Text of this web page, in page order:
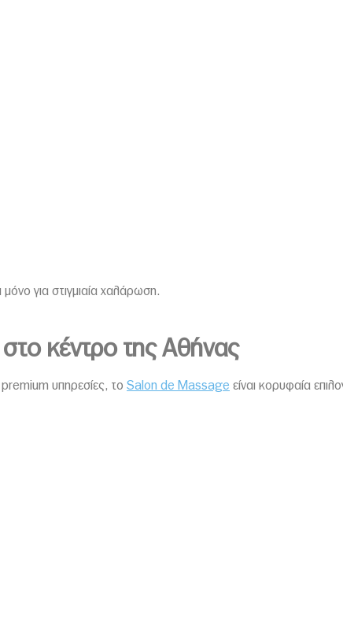
για στιγμιαία χαλάρωση.
κέντρο της Αθήνας
υπηρεσίες, το Salon de Massage είναι κορυφαία